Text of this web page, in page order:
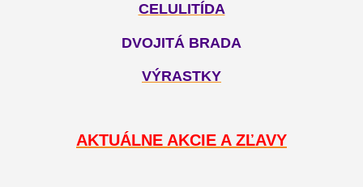
CELULITÍDA
DVOJITÁ BRADA
VÝRASTKY
AKTUÁLNE AKCIE A ZĽAVY